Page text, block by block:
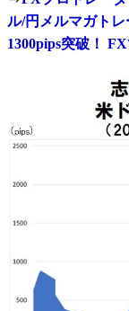
ル/円メルマガト
1300pips突破！